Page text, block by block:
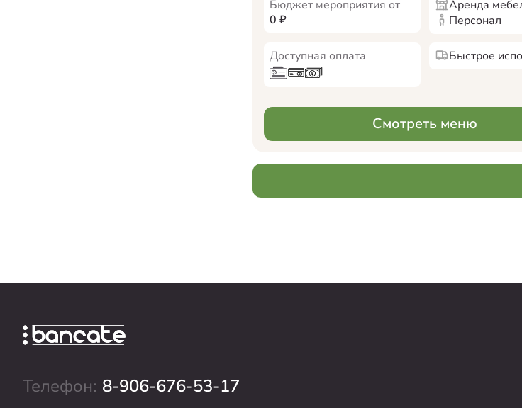
Бюджет мероприятия от
0 ₽
Аренда
Персонал
Доступная оплата Быстрое
Смотреть меню
Телефон: 8-906-676-53-17